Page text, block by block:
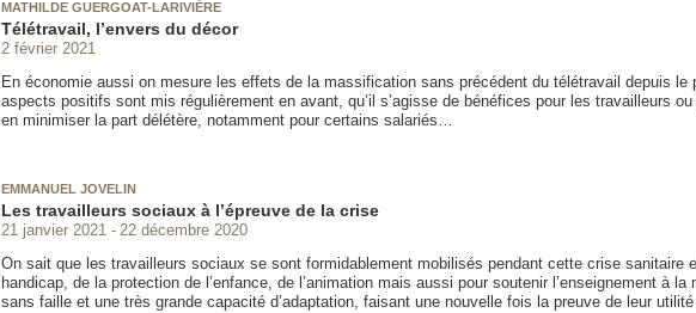
MATHILDE GUERGOAT-LARIVIÈRE
Télétravail, l’envers du décor
2 février 2021
En économie aussi on mesure les effets de la massification sans précédent du télétravail depuis le
aspects positifs sont mis régulièrement en avant, qu’il s’agisse de bénéfices pour les travailleurs
en minimiser la part délétère, notamment pour certains salariés…
EMMANUEL JOVELIN
Les travailleurs sociaux à l’épreuve de la crise
21 janvier 2021
22 décembre 2020
On sait que les travailleurs sociaux se sont formidablement mobilisés pendant cette crise sanitaire
handicap, de la protection de l’enfance, de l’animation mais aussi pour soutenir l’enseignement à
sans faille et une très grande capacité d’adaptation, faisant une nouvelle fois la preuve de leur